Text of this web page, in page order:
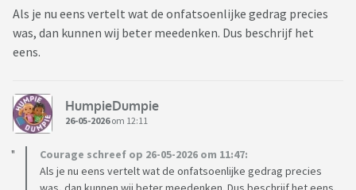
Als je nu eens vertelt wat de onfatsoenlijke gedrag precies
was, dan kunnen wij beter meedenken. Dus beschrijf het
eens.
HumpieDumpie
26-05-2026om 12:11
Courage schreef op 26-05-2026 om 11:47:
Als je nu eens vertelt wat de onfatsoenlijke gedrag precies